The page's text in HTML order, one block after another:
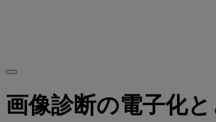
画像診断の電子化と